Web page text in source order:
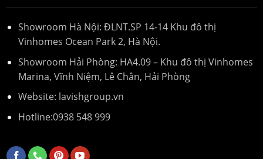
Showroom Hà Nội: ĐLNT.SP 14-14 Khu đô thị
Vinhomes Ocean Park 2, Hà Nội.
Showroom Hải Phòng: HA4.09 – Khu đô thị Vinhomes
Marina, Vĩnh Niệm, Lê Chân, Hải Phòng
Website: lavishgroup.vn
Hotline:0938 548 999